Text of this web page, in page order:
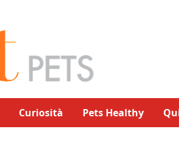
Curiosità Pets Healthy